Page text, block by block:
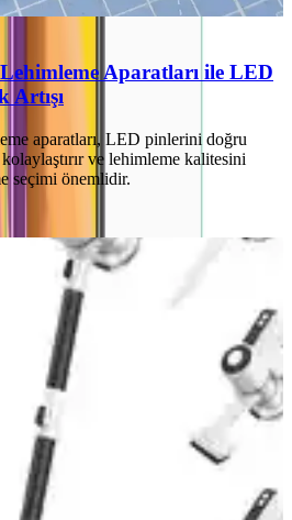
Lehimleme Aparatları ile LED
Artışı
aparatları, LED pinlerini doğru
ve lehimleme kalitesini
seçimi önemlidir.